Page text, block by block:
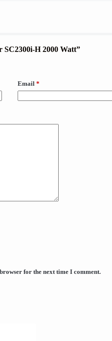
SC2300i-H 2000 Watt”
Email *
for the next time I comment.